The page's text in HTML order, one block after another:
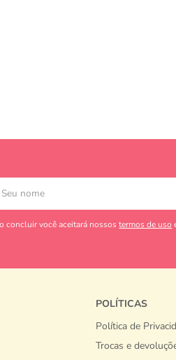
concluir você aceitará nossostermos de uso
POLÍTICAS
Política de
Trocas e